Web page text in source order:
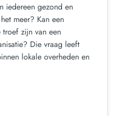
iedereen gezond en
meer? Kan een
zijn van een
Die vraag leeft
lokale overheden en